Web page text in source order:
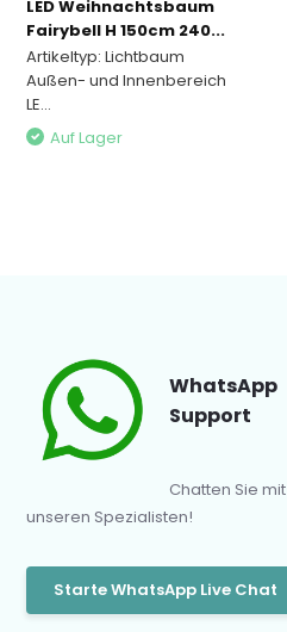
LED Weihnachtsbaum
Fairybell H 150cm 240...
Artikeltyp: Lichtbaum
Außen- und Innenbereich
LE...
Auf Lager
WhatsApp
Support
Chatten Sie mit
unseren Spezialisten!
Starte WhatsApp Live Chat